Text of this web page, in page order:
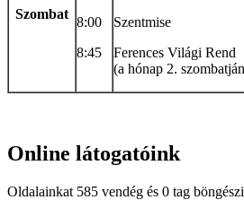
Szombat
8:00
8:45
Szentmise
Ferences Világi Rend
(a hónap 2.
Online látogatóink
Oldalainkat 585 vendég és 0 tag böngészi